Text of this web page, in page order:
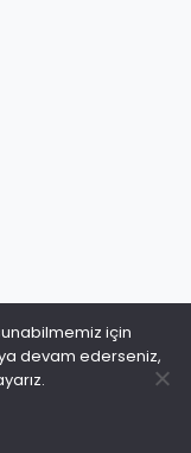
için
devam ederseniz,